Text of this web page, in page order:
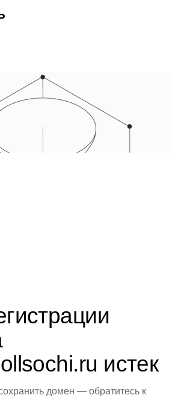
истек
домен — обратитесь к